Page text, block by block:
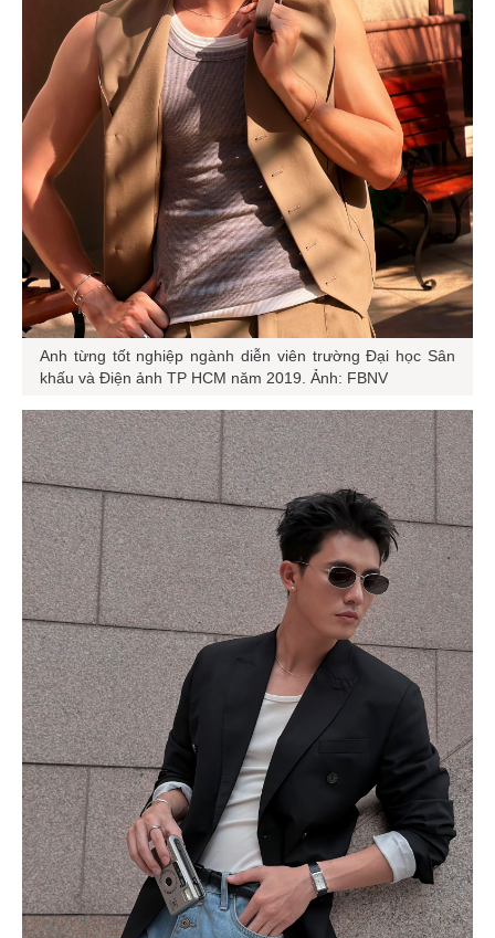
Anh từng tốt nghiệp ngành diễn viên trường Đại học Sân
khấu và Điện ảnh TP HCM năm 2019. Ảnh: FBNV